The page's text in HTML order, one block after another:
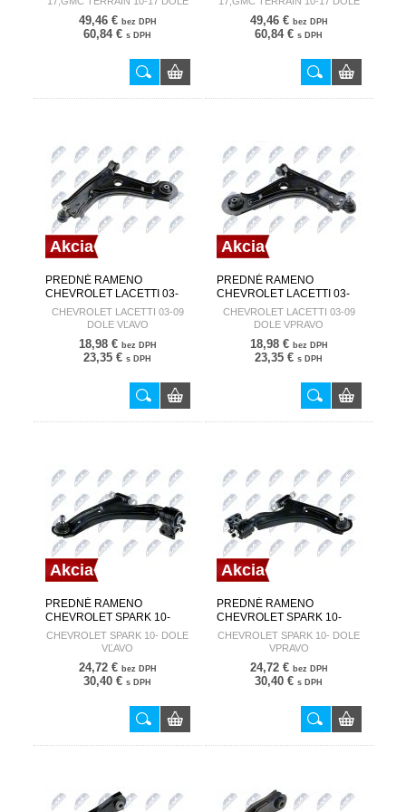
VĽAVO
49,46 € bez DPH
60,84 € s DPH
VPRAVO
49,46 € bez DPH
60,84 € s DPH
Akcia
PREDNÉ RAMENO
CHEVROLET LACETTI 03-
09 DOLE VĽAVO 96391850
ZWD-DW-005
CHEVROLET LACETTI 03-09
DOLE VĽAVO
18,98 € bez DPH
23,35 € s DPH
Akcia
PREDNÉ RAMENO
CHEVROLET LACETTI 03-
09 DOLE VPRAVO
96391851 ZWD-DW-006
CHEVROLET LACETTI 03-09
DOLE VPRAVO
18,98 € bez DPH
23,35 € s DPH
Akcia
PREDNÉ RAMENO
CHEVROLET SPARK 10-
DOLE VĽAVO 95032440
ZWD-DW-032
CHEVROLET SPARK 10- DOLE
VĽAVO
24,72 € bez DPH
30,40 € s DPH
Akcia
PREDNÉ RAMENO
CHEVROLET SPARK 10-
DOLE VPRAVO 95032441
ZWD-DW-033
CHEVROLET SPARK 10- DOLE
VPRAVO
24,72 € bez DPH
30,40 € s DPH